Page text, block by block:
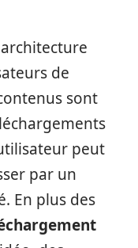
de
sont
peut
par un
En plus des